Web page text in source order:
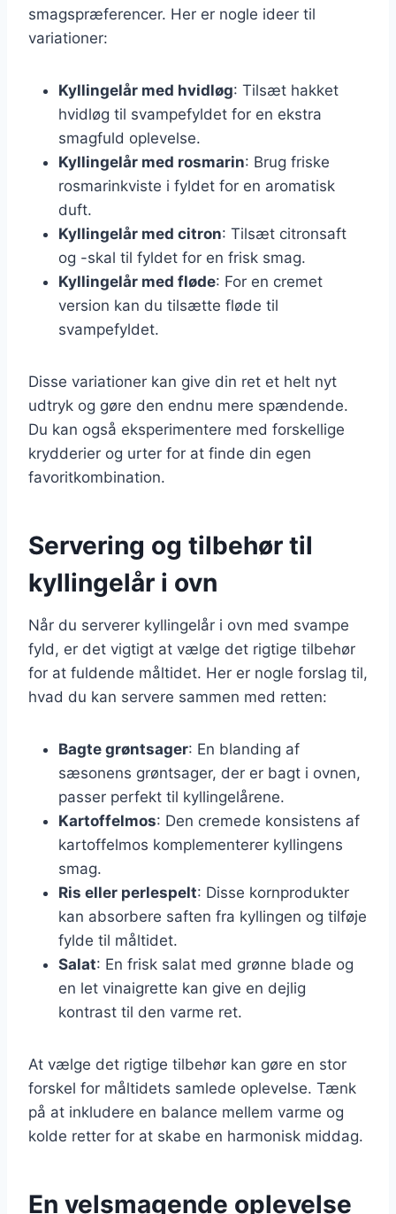
smagspræferencer. Her er nogle ideer til
variationer:
Kyllingelår med hvidløg: Tilsæt hakket
hvidløg til svampefyldet for en ekstra
smagfuld oplevelse.
Kyllingelår med rosmarin: Brug friske
rosmarinkviste i fyldet for en aromatisk
duft.
Kyllingelår med citron: Tilsæt citronsaft
og -skal til fyldet for en frisk smag.
Kyllingelår med fløde: For en cremet
version kan du tilsætte fløde til
svampefyldet.
Disse variationer kan give din ret et helt nyt
udtryk og gøre den endnu mere spændende.
Du kan også eksperimentere med forskellige
krydderier og urter for at finde din egen
favoritkombination.
Servering og tilbehør til
kyllingelår i ovn
Når du serverer kyllingelår i ovn med svampe
fyld, er det vigtigt at vælge det rigtige tilbehør
for at fuldende måltidet. Her er nogle forslag til,
hvad du kan servere sammen med retten:
Bagte grøntsager: En blanding af
sæsonens grøntsager, der er bagt i ovnen,
passer perfekt til kyllingelårene.
Kartoffelmos: Den cremede konsistens af
kartoffelmos komplementerer kyllingens
smag.
Ris eller perlespelt: Disse kornprodukter
kan absorbere saften fra kyllingen og tilføje
fylde til måltidet.
Salat: En frisk salat med grønne blade og
en let vinaigrette kan give en dejlig
kontrast til den varme ret.
At vælge det rigtige tilbehør kan gøre en stor
forskel for måltidets samlede oplevelse. Tænk
på at inkludere en balance mellem varme og
kolde retter for at skabe en harmonisk middag.
En velsmagende oplevelse